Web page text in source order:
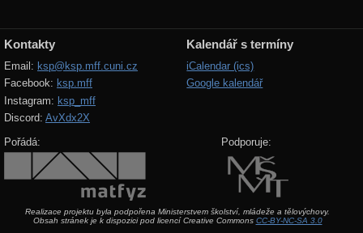
Výsledky
Řešení
Výsledky
Zadání 2. série
Řešení
Zadání 1. série
Kontakty
Email: ksp@ksp.mff.cuni.cz
Facebook: ksp.mff
Instagram: ksp_mff
Discord: AvXdx2X
Kalendář s termíny
iCalendar (ics)
Google kalendář
Pořádá: Podporuje:
Realizace projektu byla podpořena Ministerstvem školství, mládeže a tělovýchovy.
Obsah stránek je k dispozici pod licencí Creative Commons CC-BY-NC-SA 3.0